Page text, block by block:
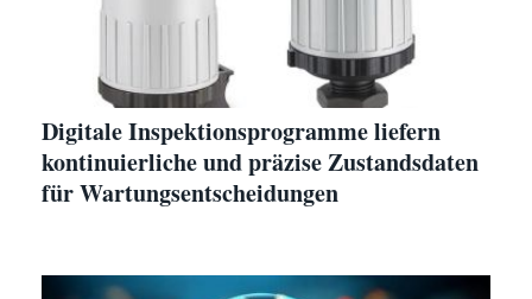
Digitale Inspektionsprogramme liefern
kontinuierliche und präzise Zustandsdaten
für Wartungsentscheidungen